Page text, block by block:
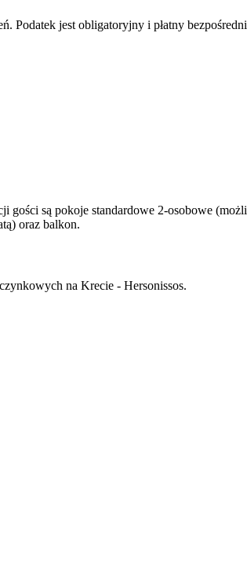
Podatek jest obligatoryjny i płatny
są pokoje standardowe 2-osobowe
oraz balkon.
na Krecie - Hersonissos.